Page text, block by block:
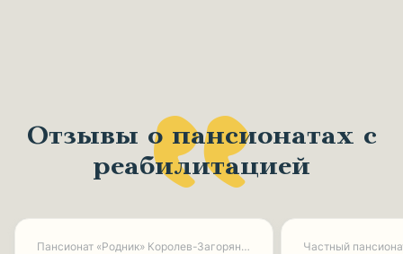
Отзывы о пансионатах с
реабилитацией
Пансионат «Родник» Королев-Загорянский Частный